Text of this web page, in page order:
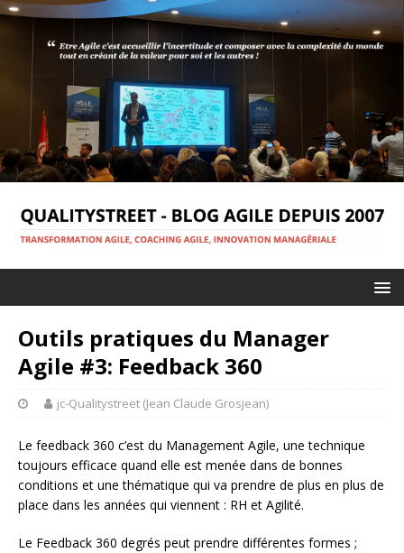
Outils pratiques du Manager
Agile #3: Feedback 360
jc-Qualitystreet (Jean Claude Grosjean)
Le feedback 360 c’est du Management Agile, une technique
toujours efficace quand elle est menée dans de bonnes
conditions et une thématique qui va prendre de plus en plus de
place dans les années qui viennent : RH et Agilité.
Le Feedback 360 degrés peut prendre différentes formes ;